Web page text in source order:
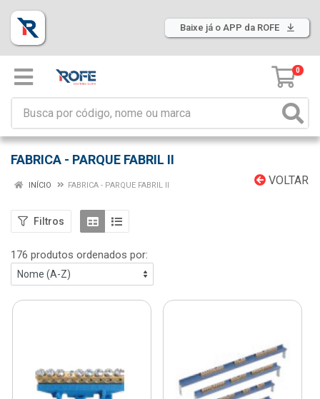
Baixe já o APP da ROFE
0
FABRICA - PARQUE FABRIL II
VOLTAR
INÍCIO FABRICA - PARQUE FABRIL II
Filtros
176 produtos ordenados por: